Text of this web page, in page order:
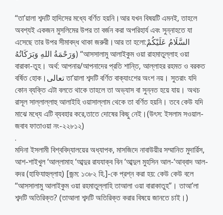
“তা’য়ালা শব্দটি হাদিসের মধ্যে বর্ণিত হয়নি।আর যখন বিষয়টি এমনই, তাহলে
অবশ্যই একজন মুসলিমের উপর তা বর্জন করা অপরিহার্য এবং সুন্নাহতে যা
এসেছে তার উপর সীমাবদ্ধ থাকা জরুরী।আর তা হলো:السَّلَامُ عَلَيْكُمْ
وَرَحْمَةُ اللهِ وَبَرَكَاتُهُ) “আসসালামু আলাইকুম ওয়া রাহমাতুল্লাহ ওয়া
বারাকা-তুহ। অর্থ: আপনার/আপনাদের প্রতি শান্তি, আল্লাহর রহমত ও বরকত
বর্ষিত হোক।تعالى তা’য়ালা শব্দটি বর্ণিত বাক্যাংশের অংশ নয়। সুতরাং যদি
কোন ব্যক্তি এটা বলতে থাকে তাহলে তা অভ্যাস বা সুন্নত হয়ে যায়। অথচ
রাসূল সাল্লাল্লাহু আলাইহি ওয়াসাল্লাম থেকে তা বর্ণিত হয়নি। তবে কেউ যদি
মাঝে মধ্যে এটি ব্যবহার করে,তাতে দোষের কিছু নেই।(উৎস: ইসলাম সওয়াল-
জবাব ফাতাওয়া নং-২২৮১২)
.
মদিনা ইসলামী বিশ্ববিদ্যালয়ের অধ্যাপক, মাসজিদে নাবাউয়ীর সম্মানিত মুদার্রিস,
আশ-শাইখুল ‘আল্লামাহ ‘আব্দুর রাযযাক্ব বিন ‘আব্দুল মুহসিন আল-‘আব্বাদ আল-
বদর (হাফিযাহুল্লাহ) [জন্ম: ১৩৮২ হি.]-কে প্রশ্ন করা হয়: কেউ কেউ বলে
“আসসালামু আলাইকুম ওয়া রহমাতুল্লাহি তাআলা ওয়া বারাকাতুহ”। তাআ’লা
শব্দটি অতিরিক্ত? (তাআলা শব্দটি অতিরিক্ত করার বিষয়ে জানতে চাই।)